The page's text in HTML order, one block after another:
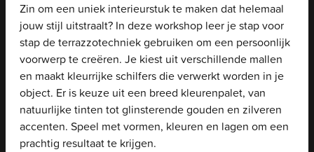
Zin om een uniek interieurstuk te maken dat helemaal
jouw stijl uitstraalt? In deze workshop leer je stap voor
stap de terrazzotechniek gebruiken om een persoonlijk
voorwerp te creëren. Je kiest uit verschillende mallen
en maakt kleurrijke schilfers die verwerkt worden in je
object. Er is keuze uit een breed kleurenpalet, van
natuurlijke tinten tot glinsterende gouden en zilveren
accenten. Speel met vormen, kleuren en lagen om een
prachtig resultaat te krijgen.